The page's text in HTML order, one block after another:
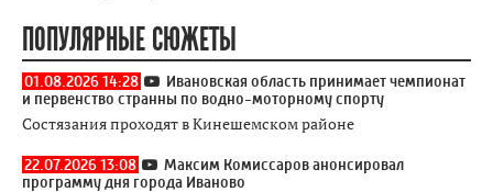
ПОПУЛЯРНЫЕ СЮЖЕТЫ
01.08.2026 14:28
Ивановская область принимает чемпионат
и первенство странны по водно-моторному спорту
Состязания проходят в Кинешемском районе
22.07.2026 13:08
Максим Комиссаров анонсировал
программу дня города Иваново